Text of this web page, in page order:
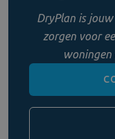
DryPlan is
zorgen voor
woningen